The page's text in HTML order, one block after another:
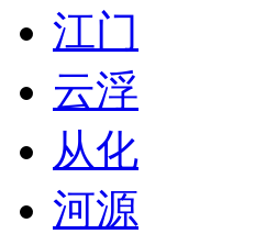
江门
云浮
从化
河源